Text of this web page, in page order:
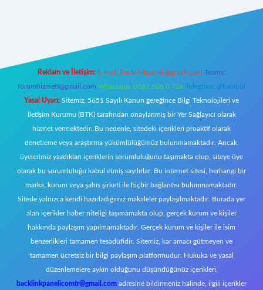
Reklam ve İletişim: E-mail: backlinkpaneli@gmail.com Teams:
forumhizmeti@gmail.com Whatsapp: 0262 606 0 726 Telegram: @karabul
Yasal Uyarı: Sitemiz, 5651 Sayılı Kanun gereğince Bilgi Teknolojileri ve
İletişim Kurumu (BTK) tarafından onaylanmış bir Yer Sağlayıcı olarak
hizmet vermektedir. Bu nedenle, sitedeki içerikleri proaktif olarak
denetleme veya araştırma yükümlülüğümüz bulunmamaktadır. Ancak,
üyelerimiz yazdıkları içeriklerin sorumluluğunu taşımakta olup, siteye üye
olarak bu sorumluluğu kabul etmiş sayılırlar. Bu internet sitesi, herhangi bir
marka, kurum veya şahıs şirketi ile hiçbir bağlantısı bulunmamaktadır.
Sitede yalnızca kendi hazırladığımız makaleler paylaşılmaktadır. Burada yer
alan içerikler haber niteliği taşımamakta olup, gerçek kurum ve kişiler
hakkında paylaşım yapılmamaktadır. Gerçek kurum ve kişiler ile isim
benzerlikleri tamamen tesadüfidir. Sitemiz, kar amacı gütmeyen ve
tamamen ücretsiz bir bilgi paylaşım platformudur. Hukuka ve yasal
düzenlemelere aykırı olduğunu düşündüğünüz içerikleri,
backlinkpanelicomtr@gmail.com adresine bildirmeniz halinde, ilgili içerikler